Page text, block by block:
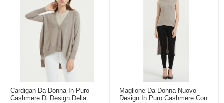
Cardigan Da Donna In Puro
Cashmere Di Design Della
Maglione Da Donna Nuovo
Design In Puro Cashmere Con